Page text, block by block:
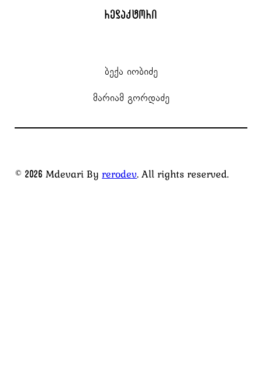
რედაქტორი
ბექა იობიძე
მარიამ გორდაძე
© 2026 Mdevari Byrerodev . All rights reserved.